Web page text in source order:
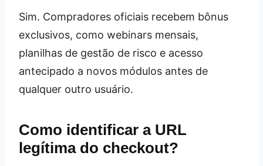
Sim. Compradores oficiais recebem bônus
exclusivos, como webinars mensais,
planilhas de gestão de risco e acesso
antecipado a novos módulos antes de
qualquer outro usuário.
Como identificar a URL
legítima do checkout?